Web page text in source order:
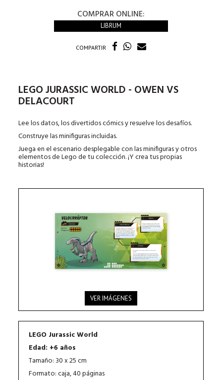
COMPRAR ONLINE:
LIBRUM
COMPARTIR
LEGO JURASSIC WORLD - OWEN VS
DELACOURT
Lee los datos, los divertidos cómics y resuelve los desafíos.
Construye las minifiguras incluidas.
Juega en el escenario desplegable con las minifiguras y otros
elementos de Lego de tu colección. ¡Y crea tus propias
historias!
VER IMÁGENES
LEGO Jurassic World
Edad: +6 años
Tamaño: 30 x 25 cm
Formato: caja, 40 páginas